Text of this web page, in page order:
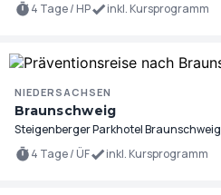
4 Tage / HP
inkl. Kursprogramm
NIEDERSACHSEN
Braunschweig
Steigenberger Parkhotel Braunschweig
4 Tage / ÜF
inkl. Kursprogramm